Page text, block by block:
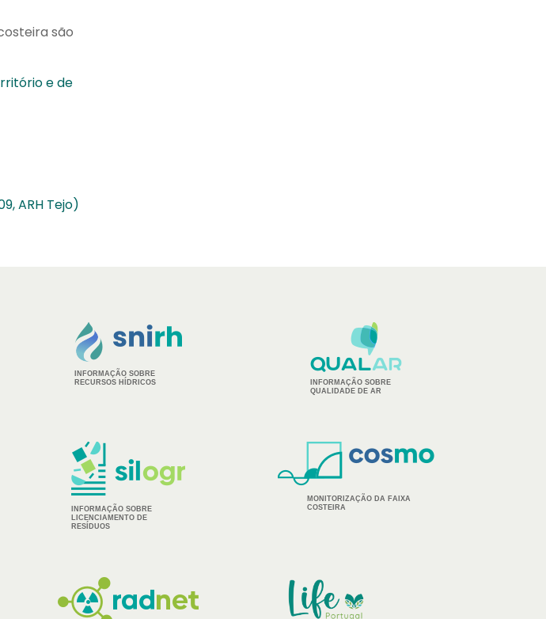
são
e de
ARH Tejo)
INFORMAÇÃO SOBRE
RECURSOS HÍDRICOS
INFORMAÇÃO SOBRE
QUALIDADE DE AR
INFORMAÇÃO SOBRE
LICENCIAMENTO DE
RESÍDUOS
MONITORIZAÇÃO DA FAIXA
COSTEIRA
IMAGEM